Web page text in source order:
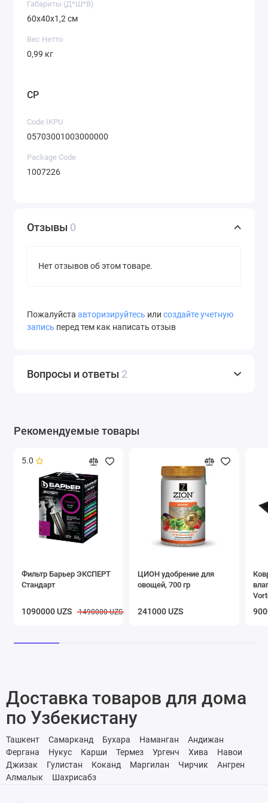
Габариты (Д*Ш*В)
60х40х1,2 см
Вес Нетто
0,99 кг
CP
Code IKPU
05703001003000000
Package Code
1007226
Отзывы 0
Нет отзывов об этом товаре.
Пожалуйста авторизируйтесь или создайте учетную
запись перед тем как написать отзыв
Вопросы и ответы 2
Рекомендуемые товары
5.0
Фильтр Барьер ЭКСПЕРТ
Стандарт
1090000 UZS 1490000 UZS
ЦИОН удобрение для
овощей, 700 гр
241000 UZS
Доставка товаров для дома
по Узбекистану
Ташкент Самарканд Бухара Наманган
Андижан
Фергана
Нукус Карши Термез Ургенч Хива
Навои
Джизак
Гулистан Коканд Маргилан Чирчик
Ангрен
Алмалык
Шахрисабз